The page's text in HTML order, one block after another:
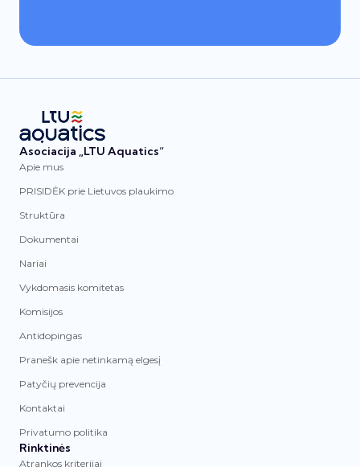
Asociacija „LTU Aquatics“
Apie mus
PRISIDĖK prie Lietuvos plaukimo
Struktūra
Dokumentai
Nariai
Vykdomasis komitetas
Komisijos
Antidopingas
Pranešk apie netinkamą elgesį
Patyčių prevencija
Kontaktai
Privatumo politika
Rinktinės
Atrankos kriterijai